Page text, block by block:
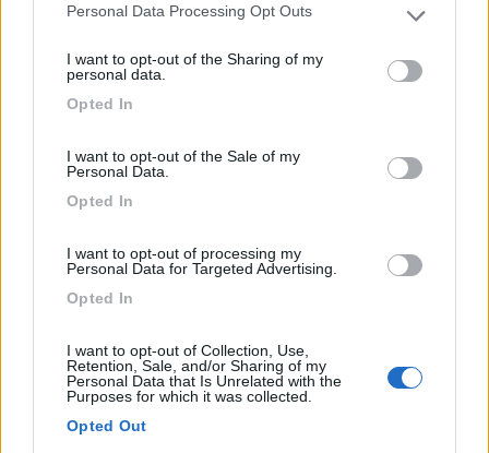
Please note that this website/app uses one or more Google
not limited to your visit or usage behaviour. You may click to
grant or deny consent to Google and its third-party tags to
use your data for below specified purposes in below Google
Personal Data Processing Opt Outs
I want to opt-out of the Sharing of my
personal data.
Opted In
I want to opt-out of the Sale of my
Personal Data.
Opted In
I want to opt-out of processing my
Personal Data for Targeted Advertising.
Opted In
I want to opt-out of Collection, Use,
Retention, Sale, and/or Sharing of my
Personal Data that Is Unrelated with the
Purposes for which it was collected.
Opted Out
Ortezzano (FM) - 20.2km
Area di sosta (PS)
Agriturismo Il Gufo